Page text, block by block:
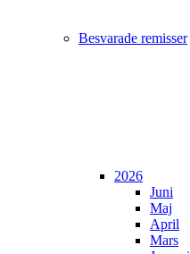
Besvarade remisser
2026
Juni
Maj
April
Mars